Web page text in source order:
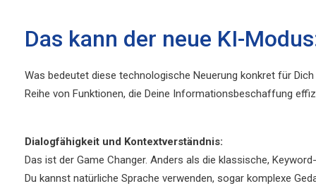
Das kann der neue KI-
Was bedeutet diese technologische Neuerung konkret für
Reihe von Funktionen, die Deine Informationsbeschaffung
Dialogfähigkeit und Kontextverständnis:
Das ist der Game Changer. Anders als die klassische,
Du kannst natürliche Sprache verwenden, sogar komplexe